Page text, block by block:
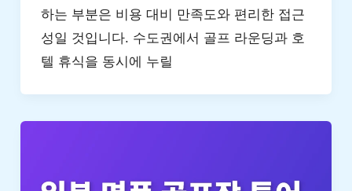
하는 부분은 비용 대비 만족도와 편리한 접근
성일 것입니다. 수도권에서 골프 라운딩과 호
텔 휴식을 동시에 누릴